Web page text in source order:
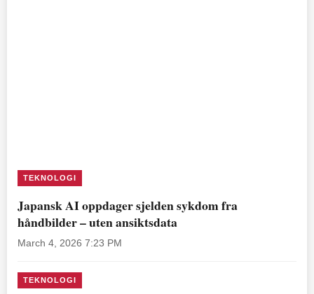
TEKNOLOGI
Japansk AI oppdager sjelden sykdom fra
håndbilder – uten ansiktsdata
March 4, 2026 7:23 PM
TEKNOLOGI